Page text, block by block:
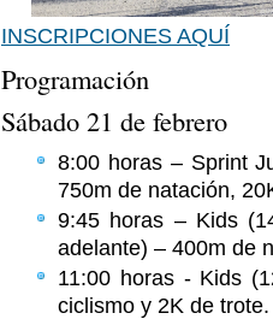
INSCRIPCIONES AQUÍ
Programación
Sábado 21 de febrero
8:00 horas – Sprint
750m de natación,
9:45 horas – Kids
adelante) – 400m de
11:00 horas - Kids
ciclismo y 2K de trote.